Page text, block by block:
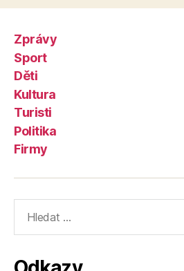
Zprávy
Sport
Děti
Kultura
Turisti
Politika
Firmy
vyhledávání: